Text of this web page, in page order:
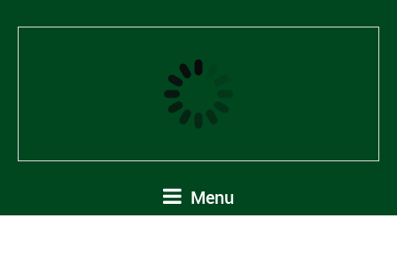
Menu